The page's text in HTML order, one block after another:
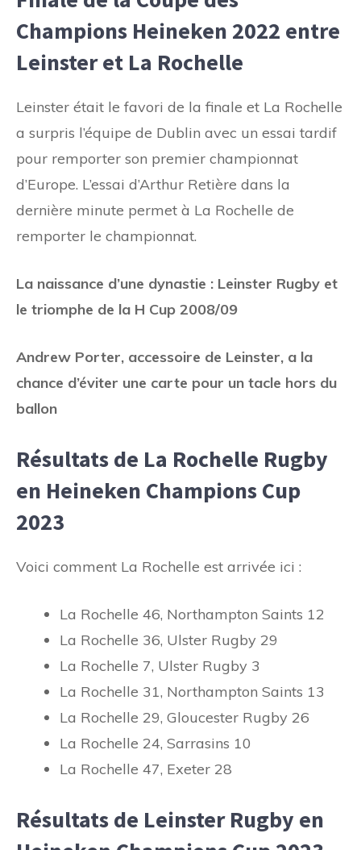
Champions Heineken 2022 entre
Leinster et La Rochelle
Leinster était le favori de la finale et La Rochelle
a surpris l’équipe de Dublin avec un essai tardif
pour remporter son premier championnat
d’Europe. L’essai d’Arthur Retière dans la
dernière minute permet à La Rochelle de
remporter le championnat.
La naissance d’une dynastie : Leinster Rugby et
le triomphe de la H Cup 2008/09
Andrew Porter, accessoire de Leinster, a la
chance d’éviter une carte pour un tacle hors du
ballon
Résultats de La Rochelle Rugby
en Heineken Champions Cup
2023
Voici comment La Rochelle est arrivée ici :
La Rochelle 46, Northampton Saints 12
La Rochelle 36, Ulster Rugby 29
La Rochelle 7, Ulster Rugby 3
La Rochelle 31, Northampton Saints 13
La Rochelle 29, Gloucester Rugby 26
La Rochelle 24, Sarrasins 10
La Rochelle 47, Exeter 28
Résultats de Leinster Rugby en